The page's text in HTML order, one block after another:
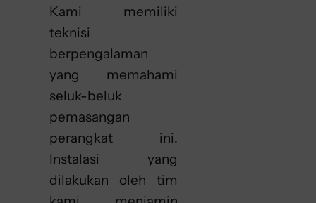
Kami memiliki
teknisi
berpengalaman
yang memahami
seluk-beluk
pemasangan
perangkat ini.
Instalasi yang
dilakukan oleh tim